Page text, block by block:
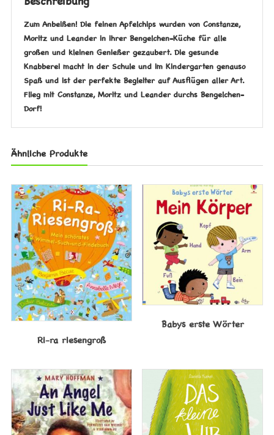
Zum Anbeißen! Die feinen Apfelchips wurden von Constanze,
Moritz und Leander in ihrer Bengelchen-Küche für alle
großen und kleinen Genießer gezaubert. Die gesunde
Knabberei macht in der Schule und im Kindergarten genauso
Spaß und ist der perfekte Begleiter auf Ausflügen aller Art.
Flieg mit Constanze, Moritz und Leander durchs Bengelchen-
Dorf!
Ähnliche Produkte
Ri-ra riesengroß
Babys erste Wörter